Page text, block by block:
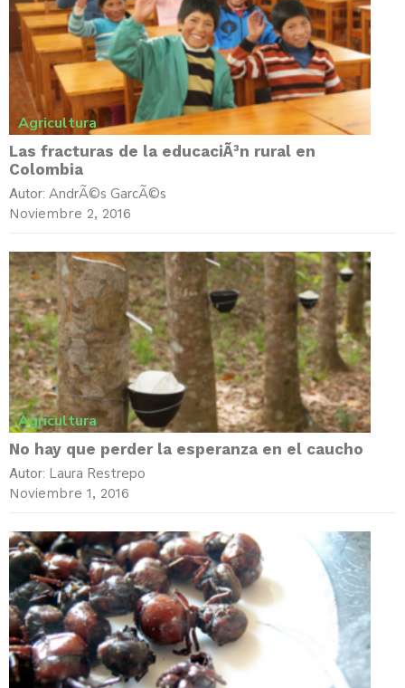
Agricultura
Las fracturas de la educaciÃ³n rural en
Colombia
Autor: AndrÃ©s GarcÃ©s
Noviembre 2, 2016
Agricultura
No hay que perder la esperanza en el caucho
Autor: Laura Restrepo
Noviembre 1, 2016